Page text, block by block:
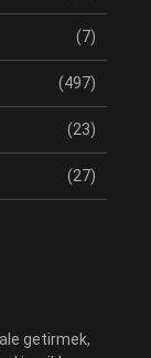
(7)
(497)
(23)
(27)
getirmek,